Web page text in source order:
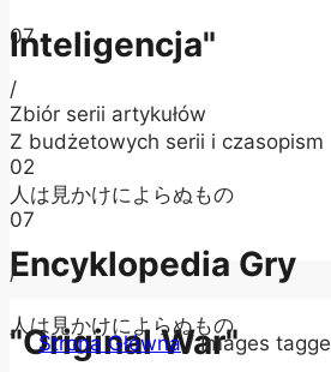
07
/
Z budżetowych serii i czasopism
人は見かけによらぬもの
Encyklopedia Gry
"Original War"
Inteligencja"
Zbiór serii artykułów
02
07
/
人は見かけによらぬもの
Strona Główna / Images